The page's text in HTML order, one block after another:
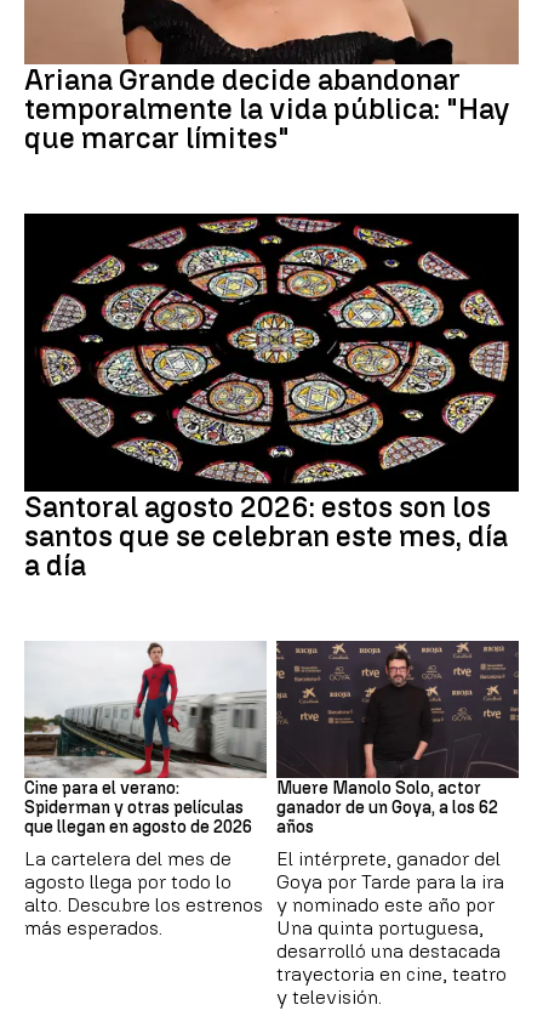
Ariana Grande decide abandonar
temporalmente la vida pública: "Hay
que marcar límites"
Santoral agosto 2026: estos son los
santos que se celebran este mes, día
a día
Cine
Cine para el verano:
Spiderman y otras películas
que llegan en agosto de 2026
La cartelera del mes de
agosto llega por todo lo
alto. Descubre los estrenos
más esperados.
Actor
Muere Manolo Solo, actor
ganador de un Goya, a los 62
años
El intérprete, ganador del
Goya por Tarde para la ira
y nominado este año por
Una quinta portuguesa,
desarrolló una destacada
trayectoria en cine, teatro
y televisión.